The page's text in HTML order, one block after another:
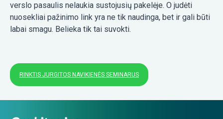
verslo pasaulis nelaukia sustojusių pakelėje. O judėti
nuosekliai pažinimo link yra ne tik naudinga, bet ir gali būti
labai smagu. Belieka tik tai suvokti.
RINKTIS JURGITOS NAVIKIENĖS SEMINARUS